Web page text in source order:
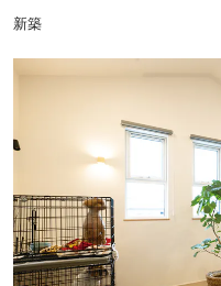
新築